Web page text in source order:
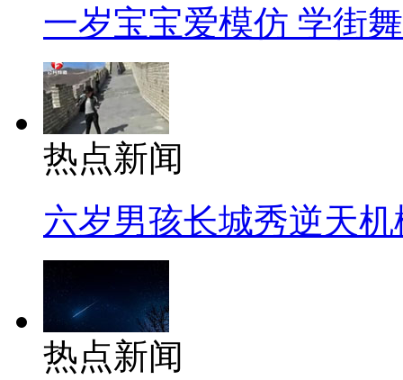
一岁宝宝爱模仿 学街
热点新闻
六岁男孩长城秀逆天机
热点新闻